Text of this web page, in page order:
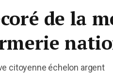
de la
citoyenne échelon argent